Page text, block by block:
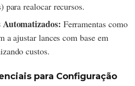
para realocar recursos.
Ferramentas como
a ajustar lances com base em
custos.
para Configuração